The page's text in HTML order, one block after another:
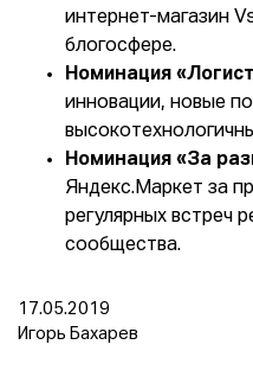
интернет-магазин
блогосфере.
Номинация
инновации, новые
Номинация «За
Яндекс.Маркет за
регулярных встреч
сообщества.
17.05.2019
Игорь Бахарев